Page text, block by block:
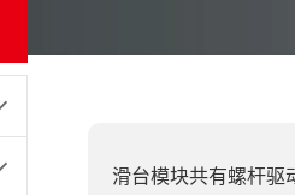
滑台模块共有螺杆驱